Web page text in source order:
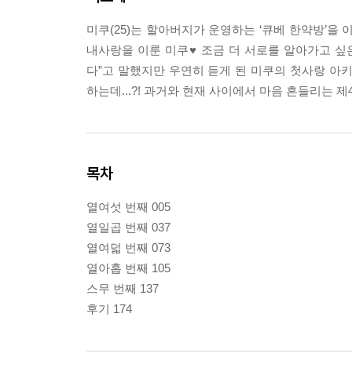
미쿠(25)는 할아버지가 운영하는 ‘큐베 한약방’
내사랑을 이룬 미쿠♥ 조금 더 서로를 알아가고
다”고 말했지만 우연히 듣게 된 미쿠의 첫사랑 아
하는데...?! 과거와 현재 사이에서 마음 흔들리는
목차
열여섯 번째 005
열일곱 번째 037
열여덟 번째 073
열아홉 번째 105
스무 번째 137
후기 174